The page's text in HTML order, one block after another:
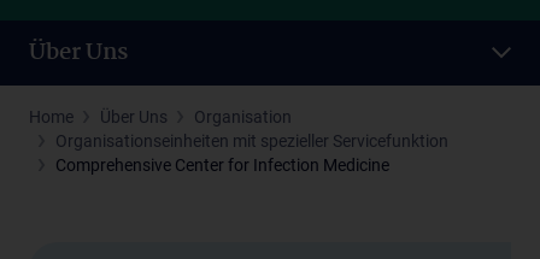
Über Uns
Home Über Uns
Organisation
Organisationseinheiten mit spezieller Servicefunktion
Comprehensive Center for Infection Medicine